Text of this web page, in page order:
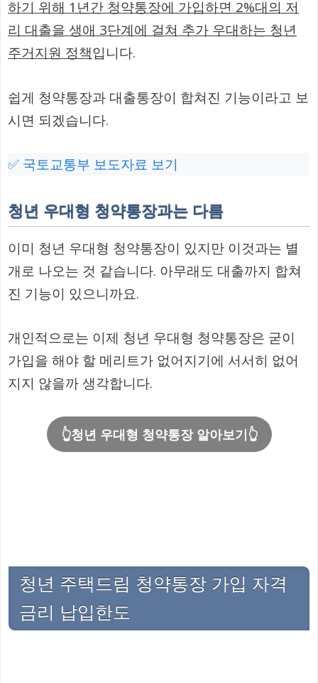
하기 위해 1년간 청약통장에 가입하면 2%대의 저
리 대출을 생애 3단계에 걸쳐 추가 우대하는 청년
주거지원 정책입니다.
쉽게 청약통장과 대출통장이 합쳐진 기능이라고 보
시면 되겠습니다.
✅ 국토교통부 보도자료 보기
청년 우대형 청약통장과는 다름
이미 청년 우대형 청약통장이 있지만 이것과는 별
개로 나오는 것 같습니다. 아무래도 대출까지 합쳐
진 기능이 있으니까요.
개인적으로는 이제 청년 우대형 청약통장은 굳이
가입을 해야 할 메리트가 없어지기에 서서히 없어
지지 않을까 생각합니다.
👆청년 우대형 청약통장 알아보기👆
청년 주택드림 청약통장 가입 자격
금리 납입한도